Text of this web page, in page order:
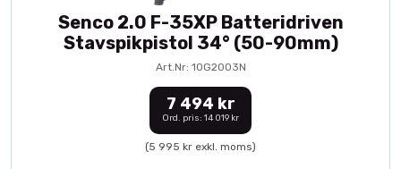
Senco 2.0 F-35XP Batteridriven
Stavspikpistol 34° (50-90mm)
Art.Nr: 10G2003N
7 494 kr
Ord. pris: 14 019 kr
(5 995 kr exkl. moms)